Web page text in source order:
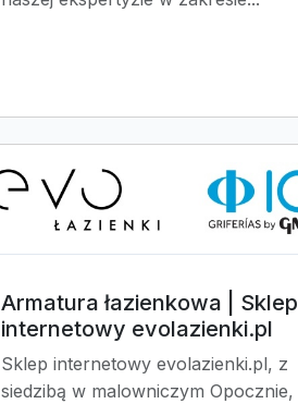
Armatura łazienkowa | Sklep
internetowy evolazienki.pl
Sklep internetowy evolazienki.pl, z
siedzibą w malowniczym Opocznie,